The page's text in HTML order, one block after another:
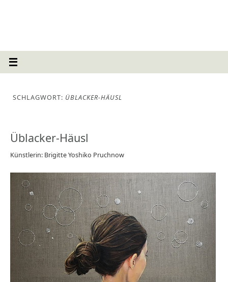
SCHLAGWORT: ÜBLACKER-HÄUSL
Üblacker-Häusl
Künstlerin: Brigitte Yoshiko Pruchnow